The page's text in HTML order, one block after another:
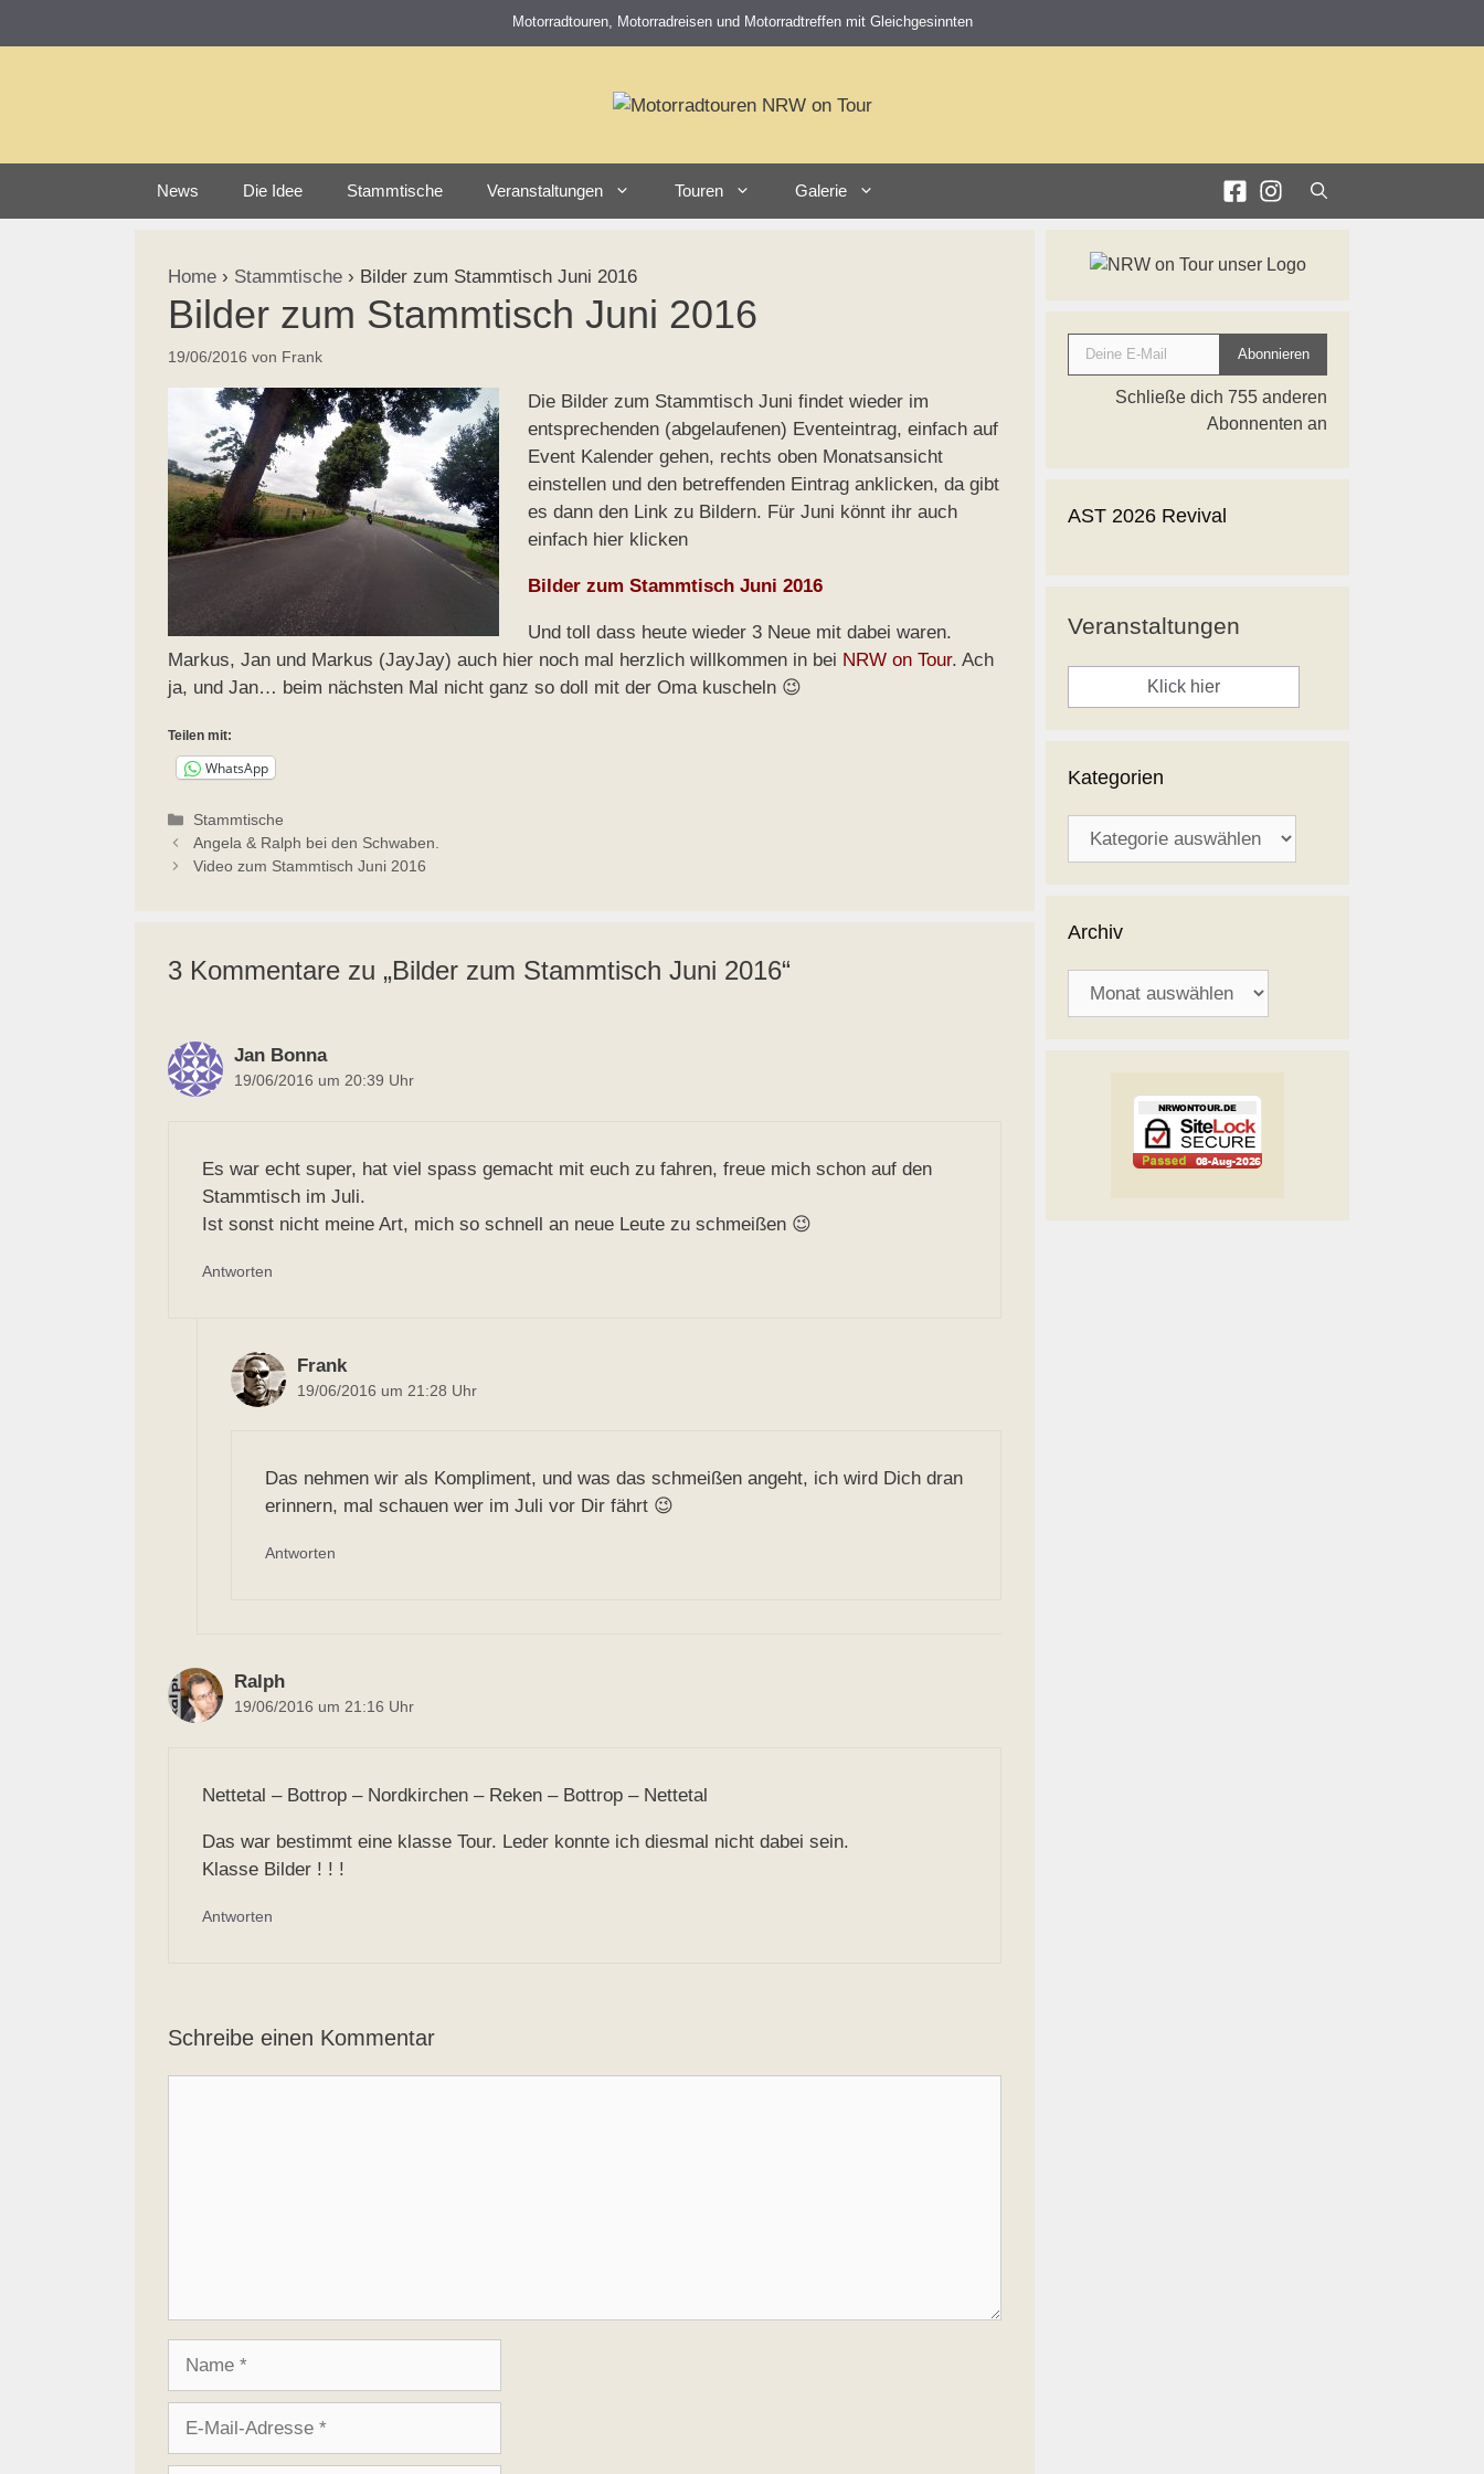
Motorradtouren, Motorradreisen und Motorradtreffen mit Gleichgesinnten
News Die Idee Stammtische Veranstaltungen Touren Galerie
Home › Stammtische › Bilder zum Stammtisch Juni 2016
Bilder zum Stammtisch Juni 2016
19/06/2016 von Frank
Die Bilder zum Stammtisch Juni findet wieder im
entsprechenden (abgelaufenen) Eventeintrag, einfach auf
Event Kalender gehen, rechts oben Monatsansicht
einstellen und den betreffenden Eintrag anklicken, da gibt
es dann den Link zu Bildern. Für Juni könnt ihr auch
einfach hier klicken
Bilder zum Stammtisch Juni 2016
Und toll dass heute wieder 3 Neue mit dabei waren.
Markus, Jan und Markus (JayJay) auch hier noch mal herzlich willkommen in bei NRW on Tour. Ach
ja, und Jan… beim nächsten Mal nicht ganz so doll mit der Oma kuscheln 😉
Teilen mit:
WhatsApp
Kategorien
Stammtische
Angela & Ralph bei den Schwaben.
Video zum Stammtisch Juni 2016
3 Kommentare zu „Bilder zum Stammtisch Juni 2016“
Jan Bonna
19/06/2016 um 20:39 Uhr
Es war echt super, hat viel spass gemacht mit euch zu fahren, freue mich schon auf den
Stammtisch im Juli.
Ist sonst nicht meine Art, mich so schnell an neue Leute zu schmeißen 😉
Antworten
Frank
19/06/2016 um 21:28 Uhr
Das nehmen wir als Kompliment, und was das schmeißen angeht, ich wird Dich dran
erinnern, mal schauen wer im Juli vor Dir fährt 😉
Antworten
Ralph
19/06/2016 um 21:16 Uhr
Nettetal – Bottrop – Nordkirchen – Reken – Bottrop – Nettetal
Das war bestimmt eine klasse Tour. Leder konnte ich diesmal nicht dabei sein.
Klasse Bilder ! ! !
Antworten
Schreibe einen Kommentar
Deine E-Mail
Abonnieren
Schließe dich 755 anderen
Abonnenten an
AST 2026 Revival
Veranstaltungen
Klick hier
Kategorien
Archiv